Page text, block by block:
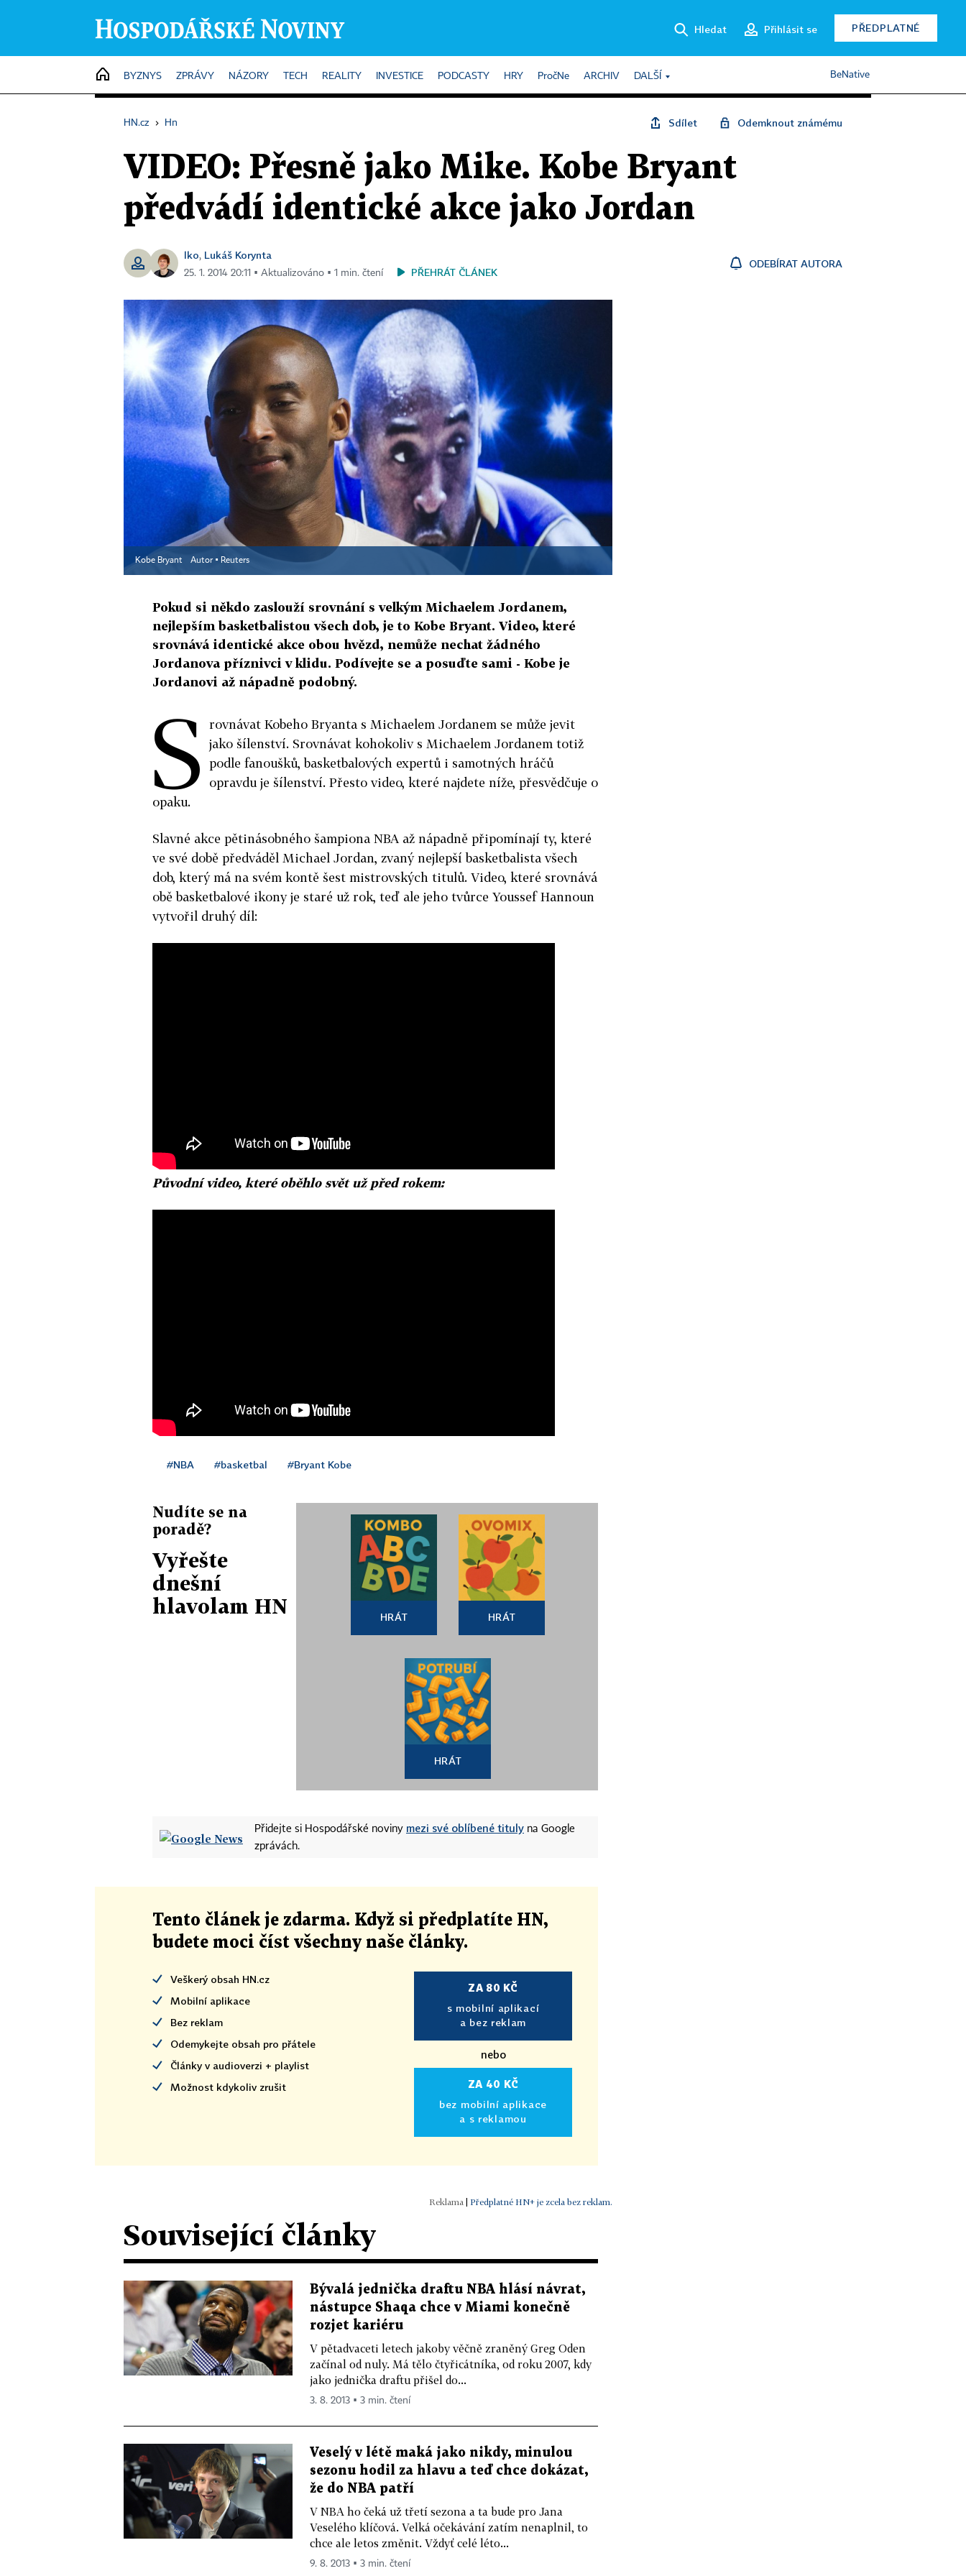
Hledat Přihlásit se PŘEDPLATNÉ
HOME
BYZNYS ZPRÁVY NÁZORY TECH REALITY INVESTICE PODCASTY HRY PročNe ARCHIV DALŠÍ BeNative
HN.cz › Hn Sdílet Odemknout známému
VIDEO: Přesně jako Mike. Kobe Bryant
předvádí identické akce jako Jordan
lko, Lukáš Korynta
25. 1. 2014 20:11 ▪ Aktualizováno ▪ 1 min. čtení PŘEHRÁT ČLÁNEK
ODEBÍRAT AUTORA
Kobe Bryant Autor ▪ Reuters
Pokud si někdo zaslouží srovnání s velkým Michaelem Jordanem,
nejlepším basketbalistou všech dob, je to Kobe Bryant. Video, které
srovnává identické akce obou hvězd, nemůže nechat žádného
Jordanova příznivci v klidu. Podívejte se a posuďte sami - Kobe je
Jordanovi až nápadně podobný.
S
rovnávat Kobeho Bryanta s Michaelem Jordanem se může jevit
jako šílenství. Srovnávat kohokoliv s Michaelem Jordanem totiž
podle fanoušků, basketbalových expertů i samotných hráčů
opravdu je šílenství. Přesto video, které najdete níže, přesvědčuje o
opaku.
Slavné akce pětinásobného šampiona NBA až nápadně připomínají ty, které
ve své době předváděl Michael Jordan, zvaný nejlepší basketbalista všech
dob, který má na svém kontě šest mistrovských titulů. Video, které srovnává
obě basketbalové ikony je staré už rok, teď ale jeho tvůrce Youssef Hannoun
vytvořil druhý díl:
Původní video, které oběhlo svět už před rokem:
#NBA #basketbal #Bryant Kobe
Nudíte se na
poradě?
Vyřešte
dnešní
hlavolam HN
HRÁT HRÁT
HRÁT
Přidejte si Hospodářské noviny mezi své oblíbené tituly na Google
zprávách.
Tento článek je zdarma. Když si předplatíte HN,
budete moci číst všechny naše články.
Veškerý obsah HN.cz
Mobilní aplikace
Bez reklam
Odemykejte obsah pro přátele
Články v audioverzi + playlist
Možnost kdykoliv zrušit
ZA 80 KČ
s mobilní aplikací
a bez reklam
nebo
ZA 40 KČ
bez mobilní aplikace
a s reklamou
| Předplatné HN+ je zcela bez reklam.
Související články
Bývalá jednička draftu NBA hlásí návrat,
nástupce Shaqa chce v Miami konečně
rozjet kariéru
V pětadvaceti letech jakoby věčně zraněný Greg Oden
začínal od nuly. Má tělo čtyřicátníka, od roku 2007, kdy
jako jednička draftu přišel do...
3. 8. 2013 ▪ 3 min. čtení
Veselý v létě maká jako nikdy, minulou
sezonu hodil za hlavu a teď chce dokázat,
že do NBA patří
V NBA ho čeká už třetí sezona a ta bude pro Jana
Veselého klíčová. Velká očekávání zatím nenaplnil, to
chce ale letos změnit. Vždyť celé léto...
9. 8. 2013 ▪ 3 min. čtení